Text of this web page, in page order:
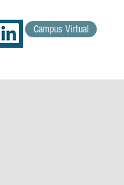
Campus Virtual